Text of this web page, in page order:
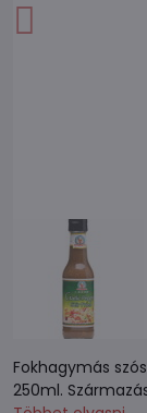
Fokhagymás
250ml.